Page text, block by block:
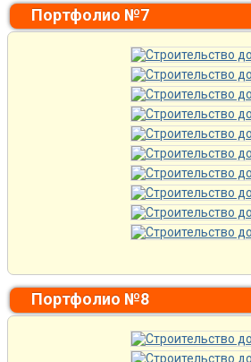
Портфолио №7
Портфолио №8